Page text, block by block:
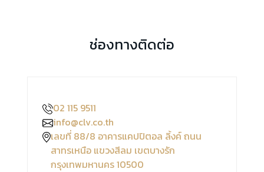
ช่องทางติดต่อ
02 115 9511
info@clv.co.th
เลขที่ 88/8 อาคารแคปปิตอล ลิ้งค์ ถนน
สาทรเหนือ แขวงสีลม เขตบางรัก
กรุงเทพมหานคร 10500